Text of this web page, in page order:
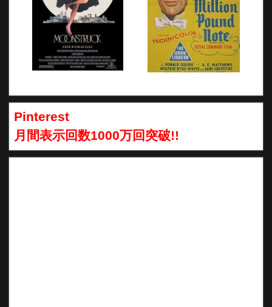
Pinterest
月間表示回数1000万回突破!!